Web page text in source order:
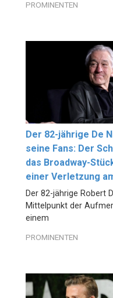
PROMINENTEN
Der 82-jährige De
seine Fans: Der
das Broadway-
einer Verletzung
Der 82-jährige Robert
Mittelpunkt der
einem
PROMINENTEN